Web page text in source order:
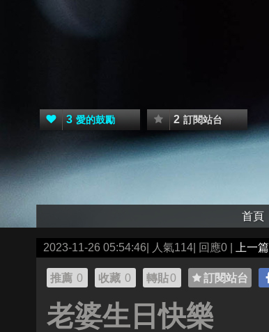
3 愛的鼓勵 2 訂閱站台
首頁
2023-11-26 05:54:46| 人氣114| 回應0 | 上一篇
推薦 0 收藏 0 轉貼0 訂閱站台
老婆生日快樂